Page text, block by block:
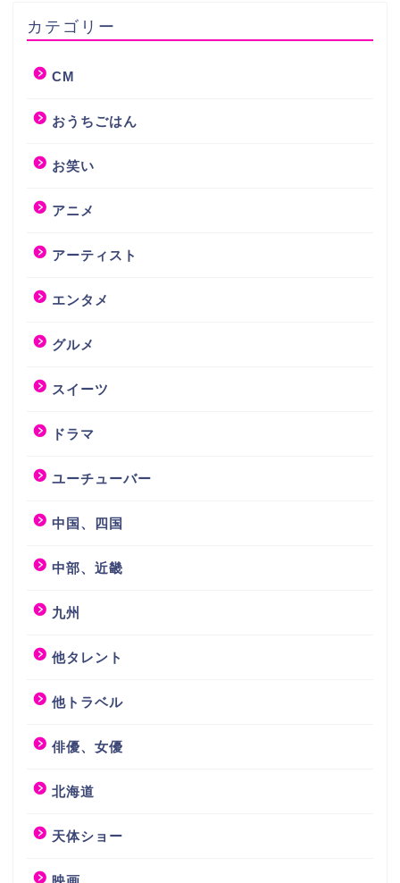
カテゴリー
CM
おうちごはん
お笑い
アニメ
アーティスト
エンタメ
グルメ
スイーツ
ドラマ
ユーチューバー
中国、四国
中部、近畿
九州
他タレント
他トラベル
俳優、女優
北海道
天体ショー